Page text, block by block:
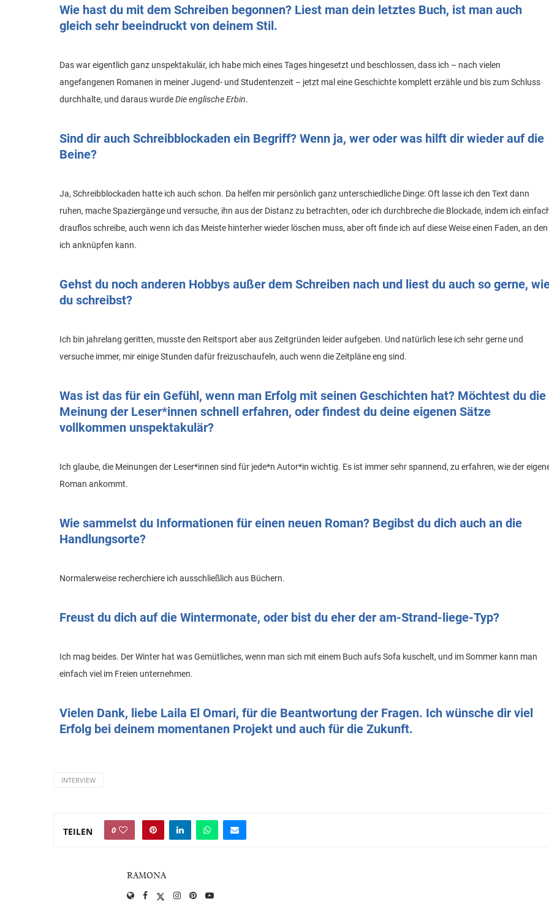
Wie hast du mit dem Schreiben begonnen? Liest man dein letztes Buch, ist man auch
gleich sehr beeindruckt von deinem Stil.
Das war eigentlich ganz unspektakulär, ich habe mich eines Tages hingesetzt und beschlossen, dass ich – nach vielen
angefangenen Romanen in meiner Jugend- und Studentenzeit – jetzt mal eine Geschichte komplett erzähle und bis zum Schluss
durchhalte, und daraus wurdeDie englische Erbin.
Sind dir auch Schreibblockaden ein Begriff? Wenn ja, wer oder was hilft dir wieder auf die
Beine?
Ja, Schreibblockaden hatte ich auch schon. Da helfen mir persönlich ganz unterschiedliche Dinge: Oft lasse ich den Text dann
ruhen, mache Spaziergänge und versuche, ihn aus der Distanz zu betrachten, oder ich durchbreche die Blockade, indem ich
drauflos schreibe, auch wenn ich das Meiste hinterher wieder löschen muss, aber oft finde ich auf diese Weise einen Faden, an den
ich anknüpfen kann.
Gehst du noch anderen Hobbys außer dem Schreiben nach und liest du auch so gerne,
du schreibst?
Ich bin jahrelang geritten, musste den Reitsport aber aus Zeitgründen leider aufgeben. Und natürlich lese ich sehr gerne und
versuche immer, mir einige Stunden dafür freizuschaufeln, auch wenn die Zeitpläne eng sind.
Was ist das für ein Gefühl, wenn man Erfolg mit seinen Geschichten hat? Möchtest du die
Meinung der Leser*innen schnell erfahren, oder findest du deine eigenen Sätze
vollkommen unspektakulär?
Ich glaube, die Meinungen der Leser*innen sind für jede*n Autor*in wichtig. Es ist immer sehr spannend, zu erfahren, wie der
Roman ankommt.
Wie sammelst du Informationen für einen neuen Roman? Begibst du dich auch an die
Handlungsorte?
Normalerweise recherchiere ich ausschließlich aus Büchern.
Freust du dich auf die Wintermonate, oder bist du eher der am-Strand-liege-Typ?
Ich mag beides. Der Winter hat was Gemütliches, wenn man sich mit einem Buch aufs Sofa kuschelt, und im Sommer kann man
einfach viel im Freien unternehmen.
Vielen Dank, liebe Laila El Omari, für die Beantwortung der Fragen. Ich wünsche dir viel
Erfolg bei deinem momentanen Projekt und auch für die Zukunft.
INTERVIEW
TEILEN 0
RAMONA